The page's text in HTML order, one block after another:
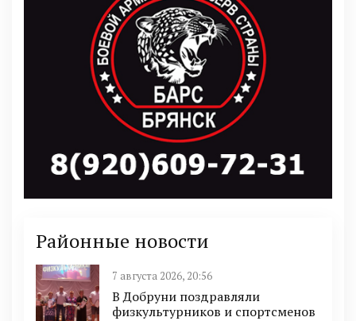
Районные новости
7 августа 2026, 20:56
В Добруни поздравляли
физкультурников и спортсменов